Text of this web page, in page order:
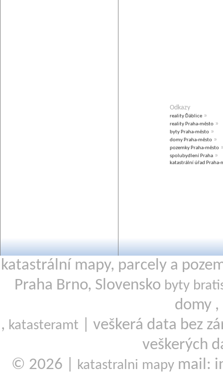
Odkazy
reality Ďáblice »
reality Praha-město »
byty Praha-město »
domy Praha-město »
pozemky Praha-město
spolubydlení Praha »
katastrální úřad Praha-
katastrální mapy, parcely a
Praha Brno, Slovensko byty
domy ,
, katasteramt
| veškerá data bez
veškerých
© 2026 |
katastralni mapy mail: